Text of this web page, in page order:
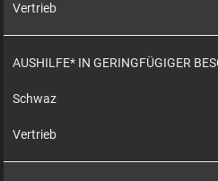
Vertrieb
AUSHILFE* IN GERINGFÜGIGER
Schwaz
Vertrieb